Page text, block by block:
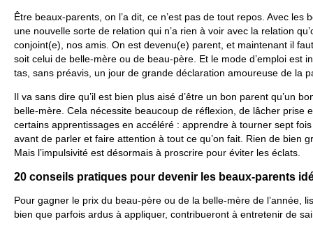
Être beaux-parents, on l’a dit, ce n’est pas de tout repos. Avec les
une nouvelle sorte de relation qui n’a rien à voir avec la relation
conjoint(e), nos amis. On est devenu(e) parent, et maintenant il
soit celui de belle-mère ou de beau-père. Et le mode d’emploi est
tas, sans préavis, un jour de grande déclaration amoureuse de la
Il va sans dire qu’il est bien plus aisé d’être un bon parent qu’un
belle-mère. Cela nécessite beaucoup de réflexion, de lâcher prise
certains apprentissages en accéléré : apprendre à tourner sept
avant de parler et faire attention à tout ce qu’on fait. Rien de bien
Mais l’impulsivité est désormais à proscrire pour éviter les éclats.
20 conseils pratiques pour devenir les beaux-parents
Pour gagner le prix du beau-père ou de la belle-mère de l’année,
bien que parfois ardus à appliquer, contribueront à entretenir de